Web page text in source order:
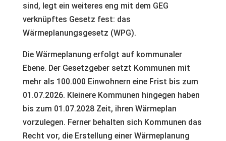
sind, legt ein weiteres eng mit dem GEG
verknüpftes Gesetz fest: das
Wärmeplanungsgesetz (WPG).
Die Wärmeplanung erfolgt auf kommunaler
Ebene. Der Gesetzgeber setzt Kommunen mit
mehr als 100.000 Einwohnern eine Frist bis zum
01.07.2026. Kleinere Kommunen hingegen haben
bis zum 01.07.2028 Zeit, ihren Wärmeplan
vorzulegen. Ferner behalten sich Kommunen das
Recht vor, die Erstellung einer Wärmeplanung